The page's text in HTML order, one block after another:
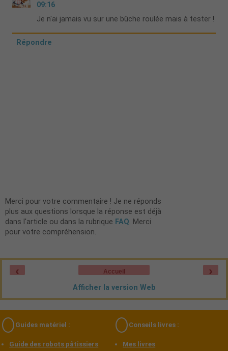
09:16
Je n'ai jamais vu sur une bûche roulée mais à tester !
Répondre
Merci pour votre commentaire ! Je ne réponds
plus aux questions lorsque la réponse est déjà
dans l'article ou dans la rubrique FAQ. Merci
pour votre compréhension.
‹ ›
Accueil
Afficher la version Web
Guides matériel :
Guide des robots pâtissiers
Conseils livres :
Mes livres